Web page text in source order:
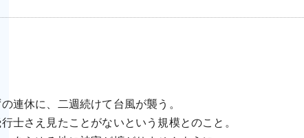
連休に、二週続けて台風が襲う。
士さえ見たことがないという規模とのこと。